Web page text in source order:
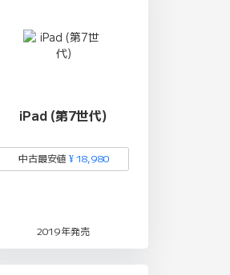
iPad (第7世代)
中古最安値 ¥ 18,980
2019年発売